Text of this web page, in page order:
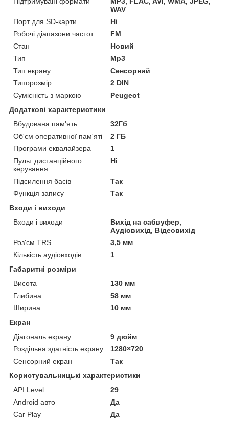
WAV
Порт для SD-карти
Ні
Робочі діапазони частот
FM
Стан
Новий
Тип
Mp3
Тип екрану
Сенсорний
Типорозмір
2 DIN
Сумісність з маркою
Peugeot
Додаткові характеристики
Вбудована пам'ять
32Гб
Об'єм оперативної пам'яті
2 ГБ
Програми еквалайзера
1
Пульт дистанційного
керування
Ні
Підсилення басів
Так
Функція запису
Так
Входи і виходи
Входи і виходи
Вихід на сабвуфер,
Аудіовихід, Відеовихід
Роз'єм TRS
3,5 мм
Кількість аудіовходів
1
Габаритні розміри
Висота
130 мм
Глибина
58 мм
Ширина
10 мм
Екран
Діагональ екрану
9 дюйм
Роздільна здатність екрану
1280×720
Сенсорний екран
Так
Користувальницькі характеристики
API Level
29
Android авто
Да
Car Play
Да